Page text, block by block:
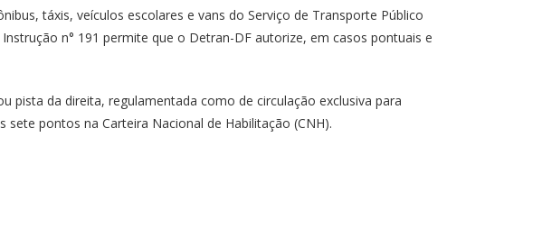
táxis, veículos escolares e vans do Serviço de Transporte Público
n° 191 permite que o Detran-DF autorize, em casos pontuais e
pista da direita, regulamentada como de circulação exclusiva para
pontos na Carteira Nacional de Habilitação (CNH).